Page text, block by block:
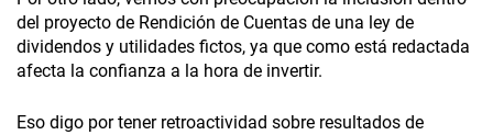
del proyecto de Rendición de Cuentas de una ley de
dividendos y utilidades fictos, ya que como está redactada
afecta la confianza a la hora de invertir.
Eso digo por tener retroactividad sobre resultados de